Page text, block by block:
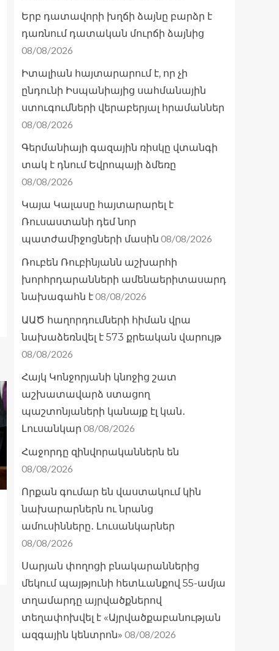
Երբ դատավորի խղճի ձայնը բարձր է
դառնում դատական մուրճի ձայնից
08/08/2026
Իտալիան հայտարարում է, որ չի
ընդունի Իսպանիայից սահմանային
ստուգումների վերաբերյալ հրամաններ
08/08/2026
Գերմանիայի գազային ռիսկը վտանգի
տակ է դնում Եվրոպայի ձմեռը
08/08/2026
Կայա Կալասը հայտարարել է
Ռուսաստանի դեմ նոր
պատժամիջոցների մասին 08/08/2026
Ռուբեն Ռուբինյանն աշխարհի
խորհրդարանների ամենաերիտասարդ
նախագահն է08/08/2026
ԱԱԾ հաղորդումների հիման վրա
նախաձեռնվել է 573 քրեական վարույթ
08/08/2026
Հայկ Կոնջորյանի կնոջից շատ
աշխատավարձ ստացող
պաշտոնյաների կանայք էլ կան․
Լուսանկար 08/08/2026
Հաջորդը զինվորականներն են
08/08/2026
Որքան գումար են վաստակում կին
նախարարներն ու նրանց
ամուսինները․ Լուսանկարներ
08/08/2026
Սարյան փողոցի բնակարաններից
մեկում պայթյունի հետևանքով 55-ամյա
տղամարդը այրվածքներով
տեղափոխվել է «Այրվածքաբանության
ազգային կենտրոն» 08/08/2026